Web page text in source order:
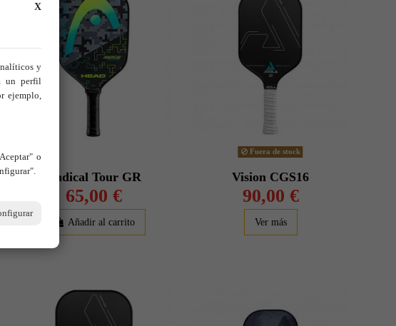
Radical Tour GR
65,00 €
Añadir al carrito
Fuera de stock
Vision CGS16
90,00 €
Ver más
X
y
un perfil
ejemplo,
o